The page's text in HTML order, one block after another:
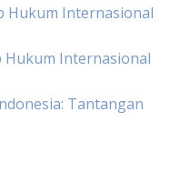
Hukum Internasional
Hukum Internasional
Tantangan